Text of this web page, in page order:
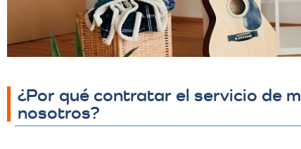
¿Por qué contratar el servicio de
nosotros?